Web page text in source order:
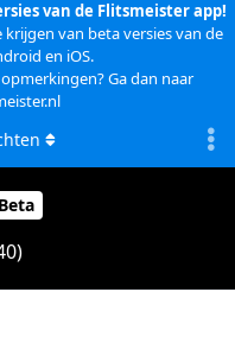
van de Flitsmeister app!
van beta versies van de
en iOS.
Ga dan naar